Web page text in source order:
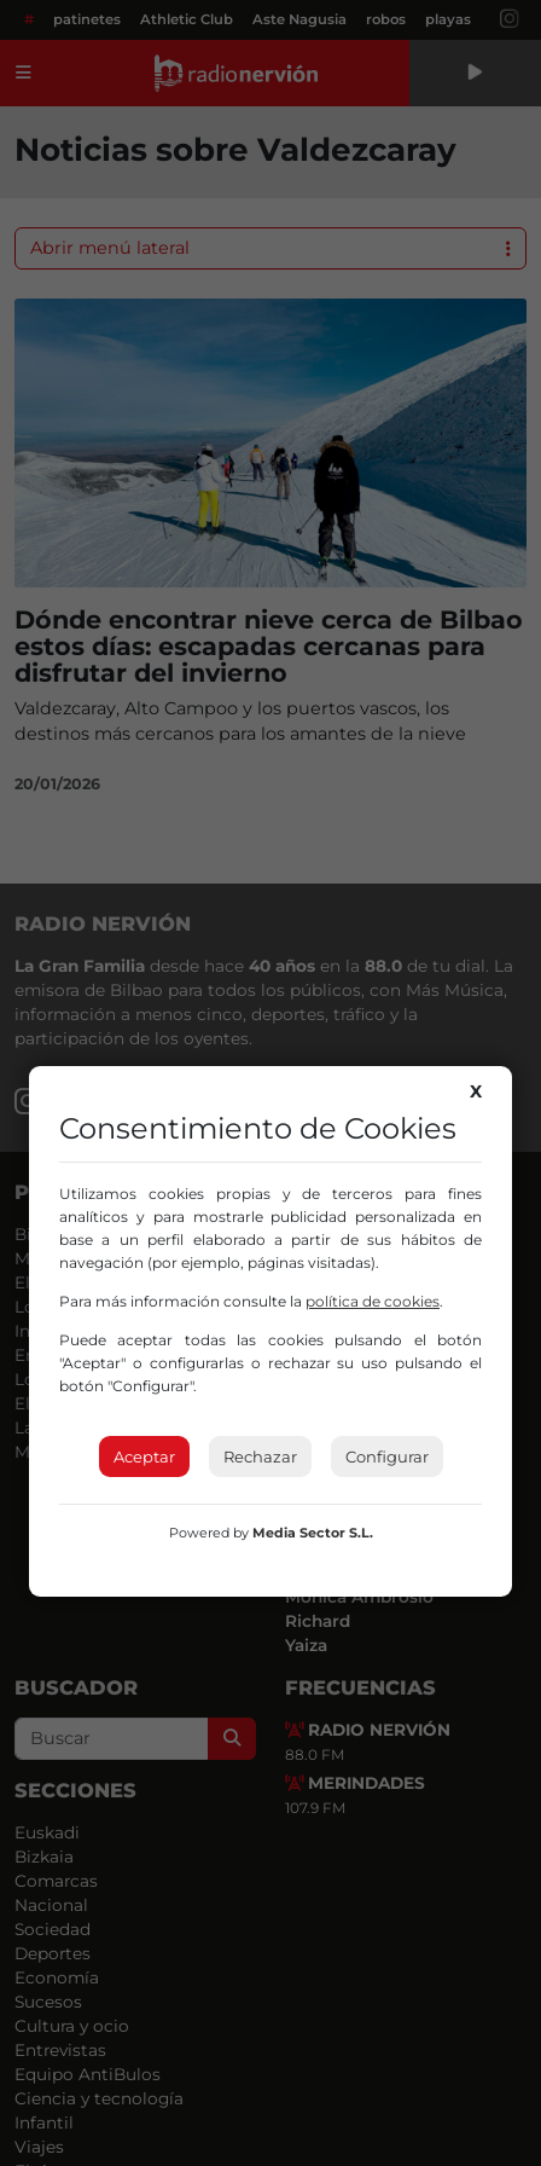
# patinetes Athletic Club Aste Nagusia robos playas
Noticias sobre Valdezcaray
Dónde encontrar nieve cerca de Bilbao
estos días: escapadas cercanas para
disfrutar del invierno
Valdezcaray, Alto Campoo y los puertos vascos, los
destinos más cercanos para los amantes de la nieve
20/01/2026
Abrir menú lateral
RADIO NERVIÓN
La Gran Familia desde hace 40 años en la 88.0 de tu dial. La
emisora de Bilbao para todos los públicos, con Más Música,
información a menos cinco, deportes, tráfico y la
participación de los oyentes.
PROGRAMAS
Bilbosport
Más Música
El Madrugador
Lo Más Nuevo
Informativos
En Ruta
Locos por la Música
El Supermadrugador
La Mañana de Radio Nervión
Más Madrugada
VOCES
Agurtzane
Belén Ollero
Eduardo
Eva Argote
Endika
Jon
Joseba
Luis Carlos
Mónica Ambrosio
Richard
Yaiza
BUSCADOR
Search
SECCIONES
Euskadi
Bizkaia
Comarcas
Nacional
Sociedad
Deportes
Economía
Sucesos
Cultura y ocio
Entrevistas
Equipo AntiBulos
Ciencia y tecnología
Infantil
Viajes
FRECUENCIAS
RADIO NERVIÓN
88.0 FM
MERINDADES
107.9 FM
X
Consentimiento de Cookies
Utilizamos cookies propias y de terceros para fines
analíticos y para mostrarle publicidad personalizada en
base a un perfil elaborado a partir de sus hábitos de
navegación (por ejemplo, páginas visitadas).
Para más información consulte la política de cookies.
Puede aceptar todas las cookies pulsando el botón
"Aceptar" o configurarlas o rechazar su uso pulsando el
botón "Configurar".
Aceptar Rechazar Configurar
Powered by Media Sector S.L.